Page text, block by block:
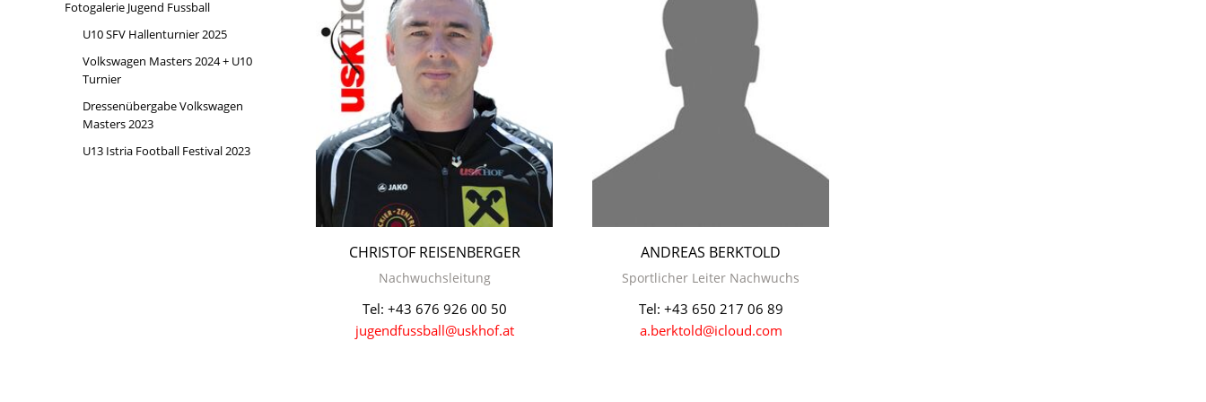
CHRISTOF REISENBERGER
Nachwuchsleitung
Tel: +43 676 926 00 50
jugendfussball@uskhof.at
ANDREAS BERKTOLD
Sportlicher Leiter Nachwuchs
Tel: +43 650 217 06 89
a.berktold@icloud.com
Fotogalerie Jugend Fussball
U10 SFV Hallenturnier 2025
Volkswagen Masters 2024 + U10
Turnier
Dressenübergabe Volkswagen
Masters 2023
U13 Istria Football Festival 2023